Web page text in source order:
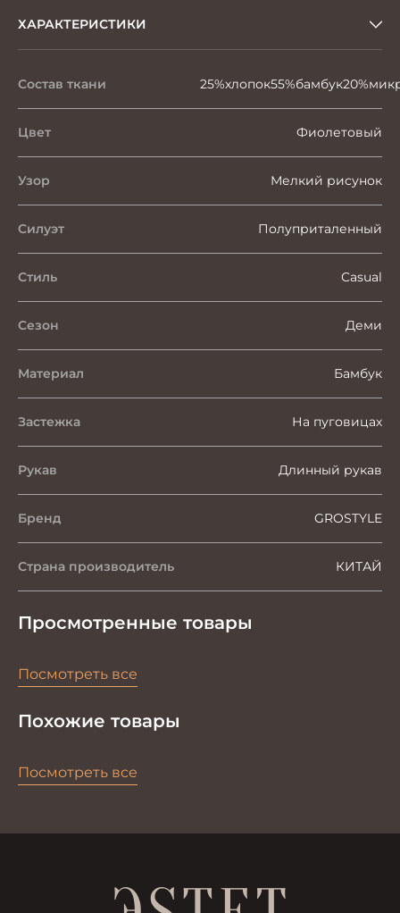
ХАРАКТЕРИСТИКИ
Состав ткани
Цвет Фиолетовый
Узор Мелкий рисунок
Силуэт Полуприталенный
Стиль Casual
Сезон Деми
Материал Бамбук
Застежка На пуговицах
Рукав Длинный рукав
Бренд GROSTYLE
Страна производитель КИТАЙ
Просмотренные товары
Посмотреть все
Похожие товары
Посмотреть все